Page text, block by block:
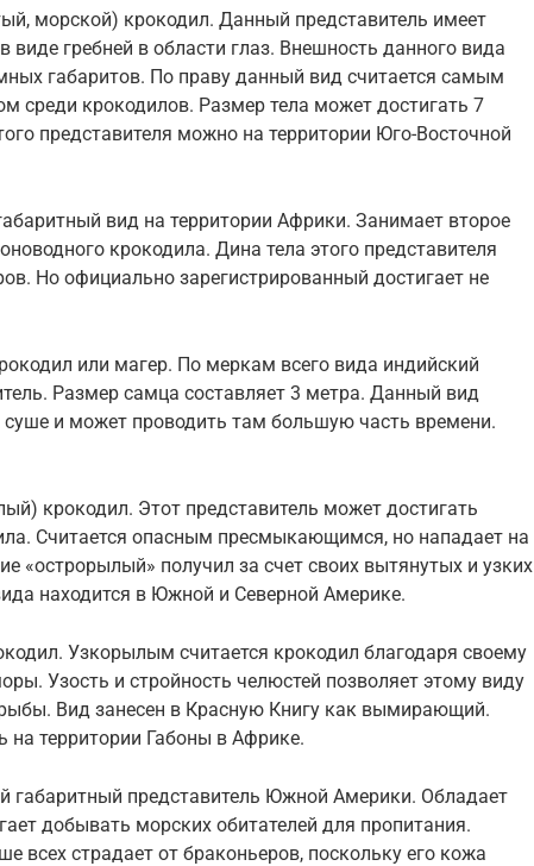
морской) крокодил. Данный представитель имеет
виде гребней в области глаз. Внешность данного вида
габаритов. По праву данный вид считается самым
среди крокодилов. Размер тела может достигать 7
представителя можно на территории Юго-Восточной
вид на территории Африки. Занимает второе
крокодила. Дина тела этого представителя
Но официально зарегистрированный достигает не
или магер. По меркам всего вида индийский
Размер самца составляет 3 метра. Данный вид
и может проводить там большую часть времени.
крокодил. Этот представитель может достигать
Считается опасным пресмыкающимся, но нападает на
«острорылый» получил за счет своих вытянутых и узких
находится в Южной и Северной Америке.
Узкорылым считается крокодил благодаря своему
Узость и стройность челюстей позволяет этому виду
Вид занесен в Красную Книгу как вымирающий.
на территории Габоны в Африке.
габаритный представитель Южной Америки. Обладает
добывать морских обитателей для пропитания.
всех страдает от браконьеров, поскольку его кожа